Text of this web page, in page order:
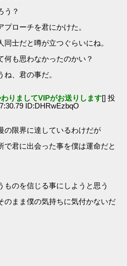
う？
ローチを君にかけた。
士だと噂が立つぐらいにね。
何も思わなかったのかい？
、君の事だ。
りましてVIPがお送りします[] 投
ID:DHRwEzbqO
の限界に達しているわけだが
で君に出会った事を僕は運命だと
ものを信じる事にしようと思う
のまま僕の気持ちに気付かないだ